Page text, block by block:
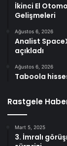
İkinci El
Gelişmeleri
Ağustos 6, 2026
Analist
açıkladı
Ağustos 6, 2026
Taboola
Rastgele
Mart 5, 2025
3. İmralı